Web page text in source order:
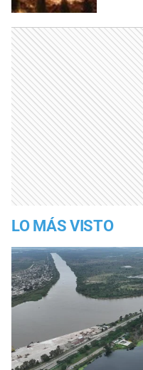
LO MÁS VISTO